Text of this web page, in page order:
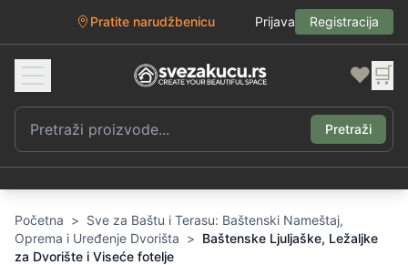
Pratite narudžbenicu Prijava Registracija
❤️ 🛒
Pretraži
Početna > Sve za Baštu i Terasu: Baštenski Nameštaj,
Oprema i Uređenje Dvorišta > Baštenske Ljuljaške, Ležaljke
za Dvorište i Viseće fotelje